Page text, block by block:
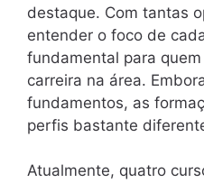
destaque. Com tantas
entender o foco de
fundamental para
carreira na área.
fundamentos, as
perfis bastante
Atualmente, quatro